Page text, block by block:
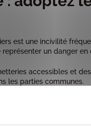
est une incivilité
un danger en
accessibles et
les parties communes.
organisées